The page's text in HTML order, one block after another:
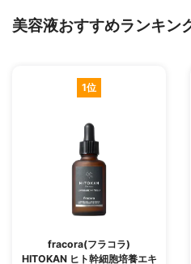
美容液おすすめランキン
1位
fracora(フラコラ)
HITOKAN ヒト幹細胞培養エキ